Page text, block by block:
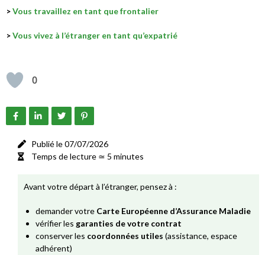
>Vous travaillez en tant que frontalier
>Vous vivez à l’étranger en tant qu’expatrié
0
Publié le 07/07/2026
Temps de lecture ≃ 5 minutes
Avant votre départ à l’étranger, pensez à :
demander votre Carte Européenne d’Assurance Maladie
vérifier les garanties de votre contrat
conserver les coordonnées utiles (assistance, espace
adhérent)